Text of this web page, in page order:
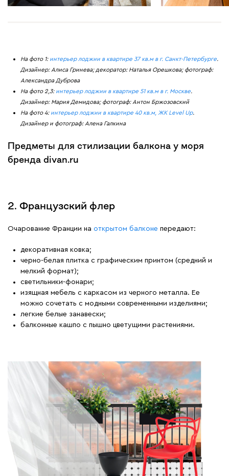
На фото 1: интерьер лоджии в квартире 37 кв.м в г. Санкт-Петербурге.
Дизайнер: Алиса Гринева; декоратор: Наталья Орешкова; фотограф:
Александра Дуброва
На фото 2,3: интерьер лоджии в квартире 51 кв.м в г. Москве.
Дизайнер: Мария Демидова; фотограф: Антон Бржозовский
На фото 4: интерьер лоджии в квартире 40 кв.м, ЖК Level Up.
Дизайнер и фотограф: Алена Галкина
Предметы для стилизации балкона у моря
бренда divan.ru
2. Французский флер
Очарование Франции на открытом балконе передают:
декоративная ковка;
черно-белая плитка с графическим принтом (средний и
мелкий формат);
светильники-фонари;
изящная мебель с каркасом из черного металла. Ее
можно сочетать с модными современными изделиями;
легкие белые занавески;
балконные кашпо с пышно цветущими растениями.